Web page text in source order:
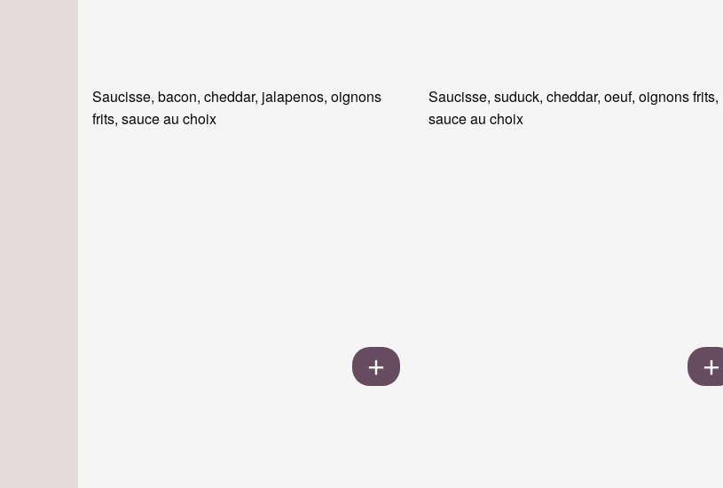
Saucisse, bacon, cheddar, jalapenos, oignons
frits, sauce au choix
Saucisse, suduck, cheddar, oeuf, oignons frits,
sauce au choix